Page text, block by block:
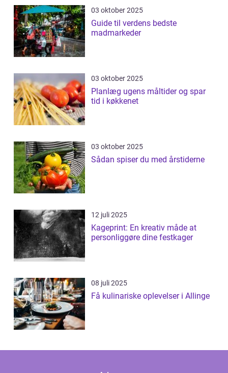
03 oktober 2025
Guide til verdens bedste
madmarkeder
03 oktober 2025
Planlæg ugens måltider og spar
tid i køkkenet
03 oktober 2025
Sådan spiser du med årstiderne
12 juli 2025
Kageprint: En kreativ måde at
personliggøre dine festkager
08 juli 2025
Få kulinariske oplevelser i Allinge